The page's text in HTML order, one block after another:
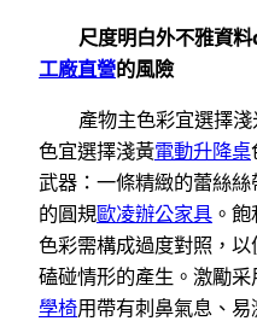
尺度明白外不雅資
工廠直營的風險
產物主色彩宜選擇
色宜選擇淺黃電動升降桌
武器：一條精緻的蕾絲
的圓規歐凌辦公家具 。
色彩需構成過度對照，
磕碰情形的產生。激勵
學椅用帶有刺鼻氣息、